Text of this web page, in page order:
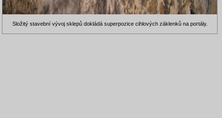
Složitý stavební vývoj sklepů dokládá superpozice cihlových záklenků na portály.